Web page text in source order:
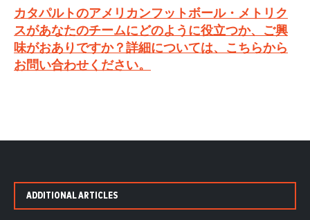
カタパルトのアメリカンフットボール・メトリク
スがあなたのチームにどのように役立つか、ご興
味がおありですか？詳細については、こちらから
お問い合わせください。
ADDITIONAL ARTICLES